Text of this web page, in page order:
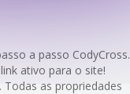
a passo CodyCross.
ativo para o site!
Todas as propriedades